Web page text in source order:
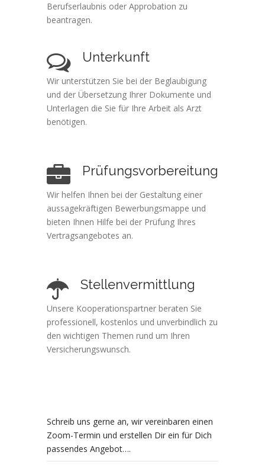
Berufserlaubnis oder Approbation zu
beantragen.
Unterkunft
Wir unterstützen Sie bei der Beglaubigung
und der Übersetzung Ihrer Dokumente und
Unterlagen die Sie für Ihre Arbeit als Arzt
benötigen.
Prüfungsvorbereitung
Wir helfen Ihnen bei der Gestaltung einer
aussagekräftigen Bewerbungsmappe und
bieten Ihnen Hilfe bei der Prüfung Ihres
Vertragsangebotes an.
Stellenvermittlung
Unsere Kooperationspartner beraten Sie
professionell, kostenlos und unverbindlich zu
den wichtigen Themen rund um Ihren
Versicherungswunsch.
Schreib uns gerne an, wir vereinbaren einen
Zoom-Termin und erstellen Dir ein für Dich
passendes Angebot….